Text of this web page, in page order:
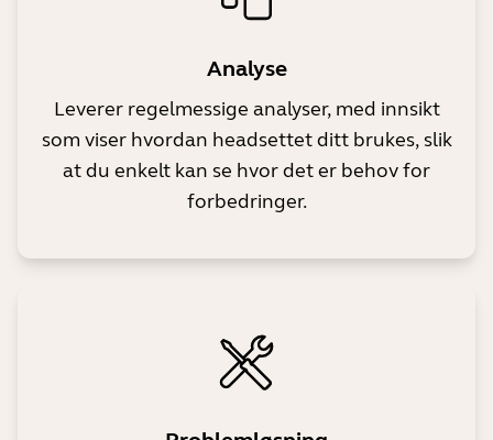
Analyse
Leverer regelmessige analyser, med innsikt
som viser hvordan headsettet ditt brukes, slik
at du enkelt kan se hvor det er behov for
forbedringer.